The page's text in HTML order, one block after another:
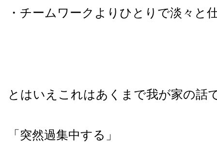
・チームワークよりひとりで淡々と
とはいえこれはあくまで我が家の話
「突然過集中する」